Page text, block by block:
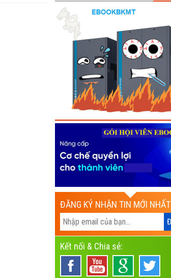
ĐĂNG KÝ NHẬN TIN MỚI NHẤT
Kết nối & Chia sẻ: